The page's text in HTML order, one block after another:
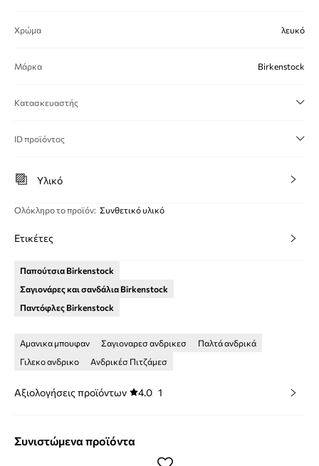
Χρώμα λευκό
Μάρκα Birkenstock
Κατασκευαστής
ID προϊόντος
Υλικό
Ολόκληρο το προϊόν: Συνθετικό υλικό
Ετικέτες
Παπούτσια Birkenstock
Σαγιονάρες και σανδάλια Birkenstock
Παντόφλες Birkenstock
Αμανικα μπουφαν Σαγιοναρεσ ανδρικεσ
Παλτά ανδρικά
Γιλεκο ανδρικο
Ανδρικέσ Πιτζάμεσ
Αξιολογήσεις προϊόντων 4.0 1
Συνιστώμενα προϊόντα